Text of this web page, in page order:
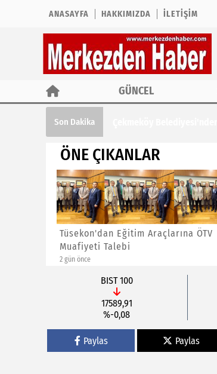
ANASAYFA HAKKIMIZDA İLETIŞIM
GÜNCEL
Son Dakika
ÖNE ÇIKANLAR
Tüsekon'dan Eğitim Araçlarına ÖTV
Muafiyeti Talebi
2 gün önce
BIST 100
17589,91
%-0,08
Paylas Paylas